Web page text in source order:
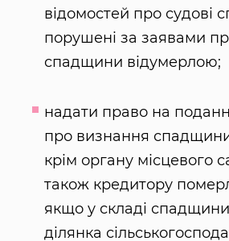
відомостей про судові
порушені за заявами
спадщини відумерлою;
надати право на
про визнання
крім органу місцевого
також кредитору
якщо у складі
ділянка